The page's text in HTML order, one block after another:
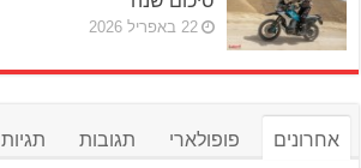
22 באפריל 2026
אחרונים פופולארי תגובות תגיות